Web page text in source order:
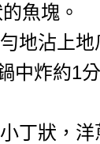
魚塊。
地沾上地
中炸約1
丁狀，